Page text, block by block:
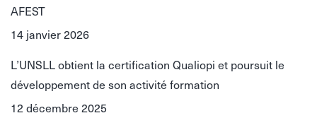
AFEST
14 janvier 2026
L’UNSLL obtient la certification Qualiopi et poursuit le
développement de son activité formation
12 décembre 2025